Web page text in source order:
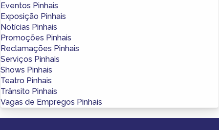
Eventos Pinhais
Exposição Pinhais
Notícias Pinhais
Promoções Pinhais
Reclamações Pinhais
Serviços Pinhais
Shows Pinhais
Teatro Pinhais
Trânsito Pinhais
Vagas de Empregos Pinhais